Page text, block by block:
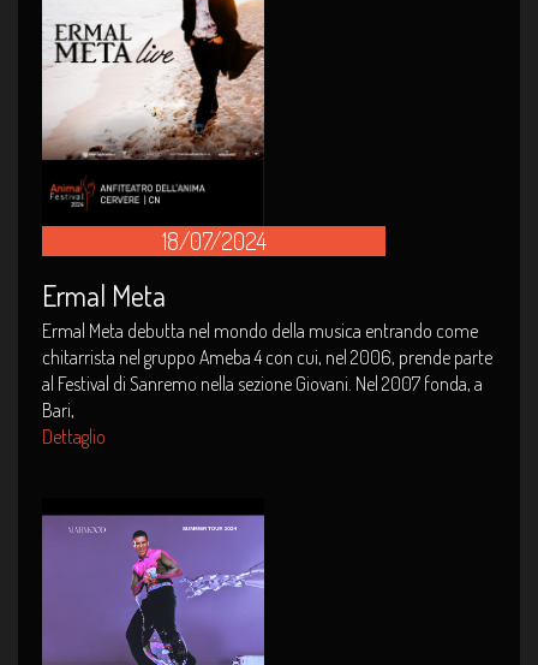
18/07/2024
Ermal Meta
Ermal Meta debutta nel mondo della musica entrando come
chitarrista nel gruppo Ameba 4 con cui, nel 2006, prende parte
al Festival di Sanremo nella sezione Giovani. Nel 2007 fonda, a
Bari,
Dettaglio